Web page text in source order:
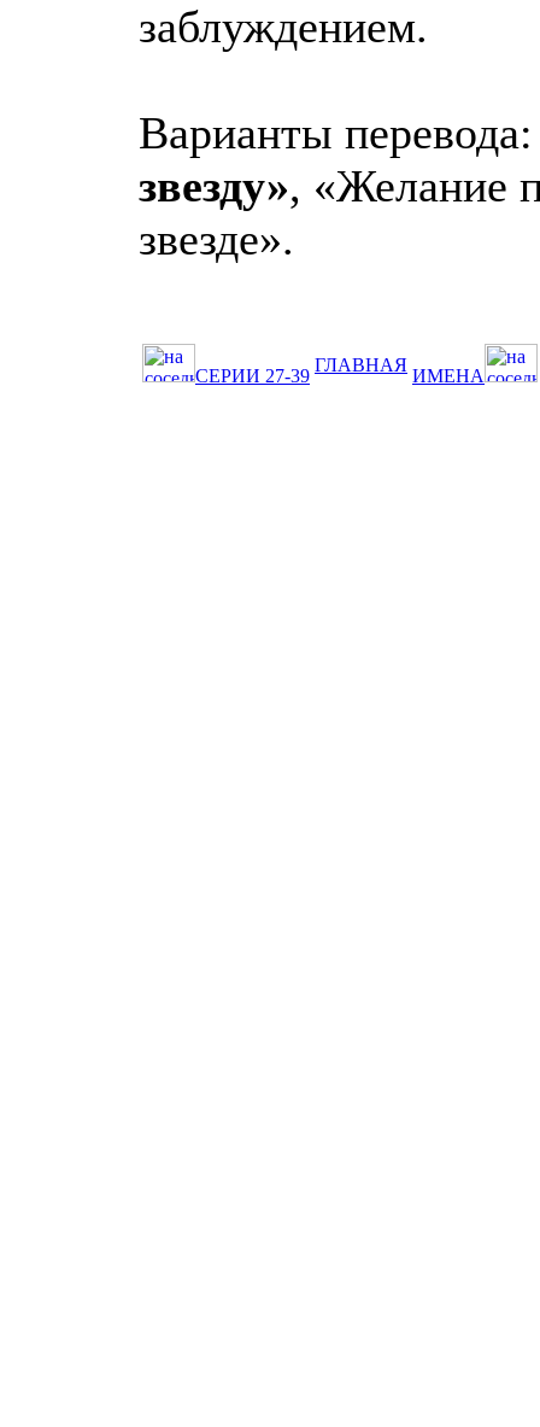
заблуждением.
Варианты
звезду», «Желание
звезде».
СЕРИИ 27-39
ГЛАВНАЯ
ИМЕНА